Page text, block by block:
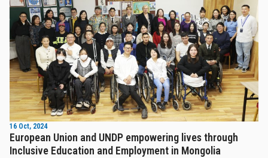
16 Oct, 2024
European Union and UNDP empowering lives through
Inclusive Education and Employment in Mongolia